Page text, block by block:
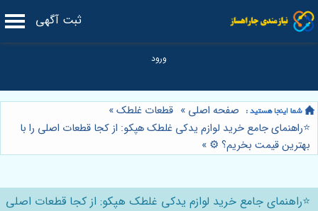
ثبت آگهی
صفحه اصلی » قطعات غلطک»
⭐️راهنمای جامع خرید لوازم یدکی غلطک هپکو: از کجا قطعات اصلی را با
بهترین قیمت بخریم؟ ⚙️ »
⭐️راهنمای جامع خرید لوازم یدکی غلطک هپکو: از کجا قطعات اصلی